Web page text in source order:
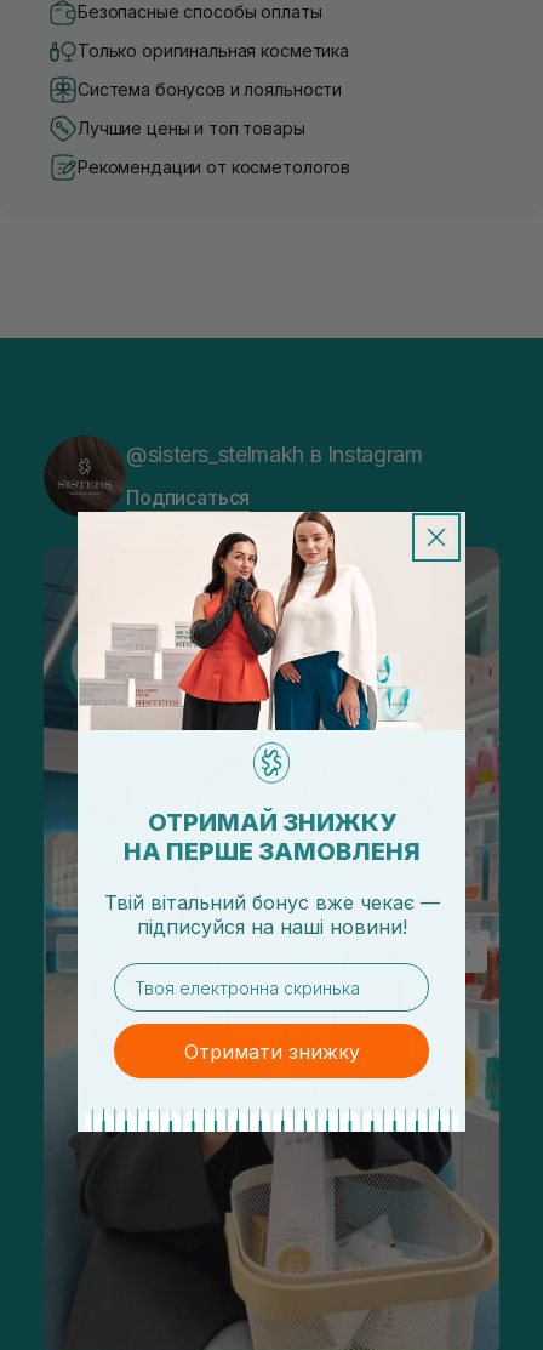
Безопасные способы оплаты
Только оригинальная косметика
Система бонусов и лояльности
Лучшие цены и топ товары
Рекомендации от косметологов
@sisters_stelmakh в Instagram
Подписаться
ОТРИМАЙ ЗНИЖКУ
НА ПЕРШЕ ЗАМОВЛЕНЯ
Твій вітальний бонус вже чекає —
підписуйся на наші новини!
email
Отримати знижку